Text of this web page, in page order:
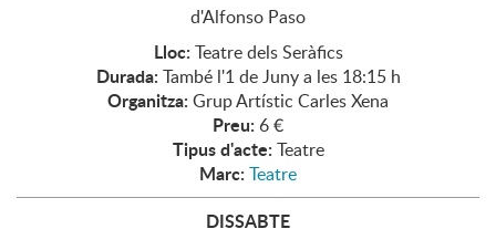
d'Alfonso Paso
Lloc: Teatre dels Seràfics
Durada: També l'1 de Juny a les 18:15 h
Organitza: Grup Artístic Carles Xena
Preu: 6 €
Tipus d'acte: Teatre
Marc: Teatre
DISSABTE